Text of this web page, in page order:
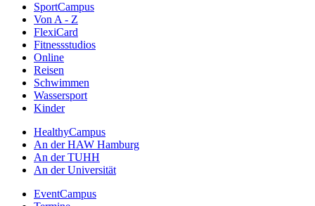
SportCampus
Von A - Z
FlexiCard
Fitnessstudios
Online
Reisen
Schwimmen
Wassersport
Kinder
HealthyCampus
An der HAW Hamburg
An der TUHH
An der Universität
EventCampus